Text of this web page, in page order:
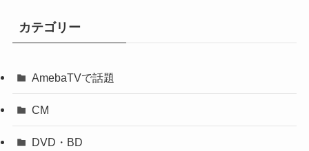
カテゴリー
AmebaTVで話題
CM
DVD・BD